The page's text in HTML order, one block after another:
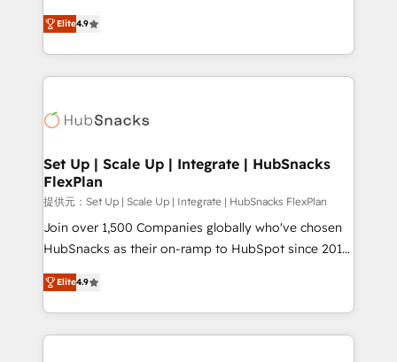
and CRM migration from any platform •
Client/member portals built on HubSpot • Custom
WooCommerce, BuilderTrend, and more Experience
the difference — reach out to see how AI + HubSpot
From HubSpot onboarding, to training, from
developing a new website to lead generation and
digital marketing; we do it all (and with great
results)! In short, our services include: - HubSpot
HubSpot development: websites, custom modules,
marketing, advertising, campaigns, content and
design We connect people, data and technology to
improve customer experiences. With our bright
people, exciting ideas and can-do mentality, we
ensure revenue growth on a daily basis. So tell us
team of 100+ experts is ready for you! Driving digital
growth | www.brightdigital.com
Elite4.9
Set Up | Scale Up | Integrate | HubSnacks
FlexPlan
提供元：Set Up | Scale Up | Integrate | HubSnacks FlexPlan
Join over 1,500 Companies globally who've chosen
HubSnacks as their on-ramp to HubSpot since 2014
Simple pay-as-you-go plans that accelerate value...
1️⃣ Set Up | Onboarding New or Check-fixing existing
HubSpot portals 2️⃣ Scale Up | 100% HubSpot Task
Execution... Global 24/7 ... All Experts 3️⃣ Integrate |
Elite4.9